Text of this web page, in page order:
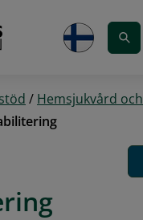
/ Hemsjukvård och